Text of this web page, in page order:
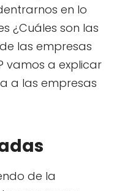
en lo
¿Cuáles son las
las empresas
vamos a explicar
a las empresas
de la